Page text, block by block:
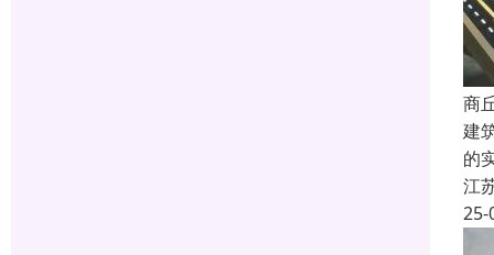
商
建
的
江
25-